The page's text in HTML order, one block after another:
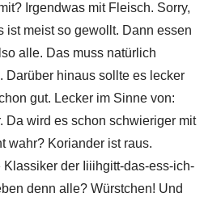
Irgendwas mit Fleisch. Sorry,
ist meist so gewollt. Dann essen
alle. Das muss natürlich
Darüber hinaus sollte es lecker
gut. Lecker im Sinne von:
Da wird es schon schwieriger mit
wahr? Koriander ist raus.
der Iiiihgitt-das-ess-ich-
denn alle? Würstchen! Und